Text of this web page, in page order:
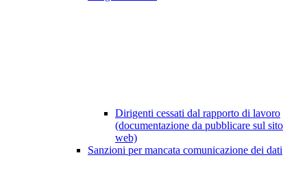
Dirigenti cessati dal rapporto di lavoro
(documentazione da pubblicare sul sito
web)
Sanzioni per mancata comunicazione dei dati